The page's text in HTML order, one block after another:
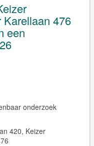
476
een
onderzoek
420, Keizer